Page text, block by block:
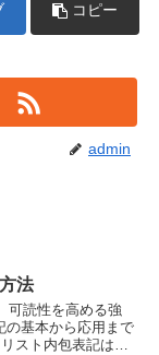
コピー
admin
法
可読性を高める強
の基本から応用まで
スト内包表記は、